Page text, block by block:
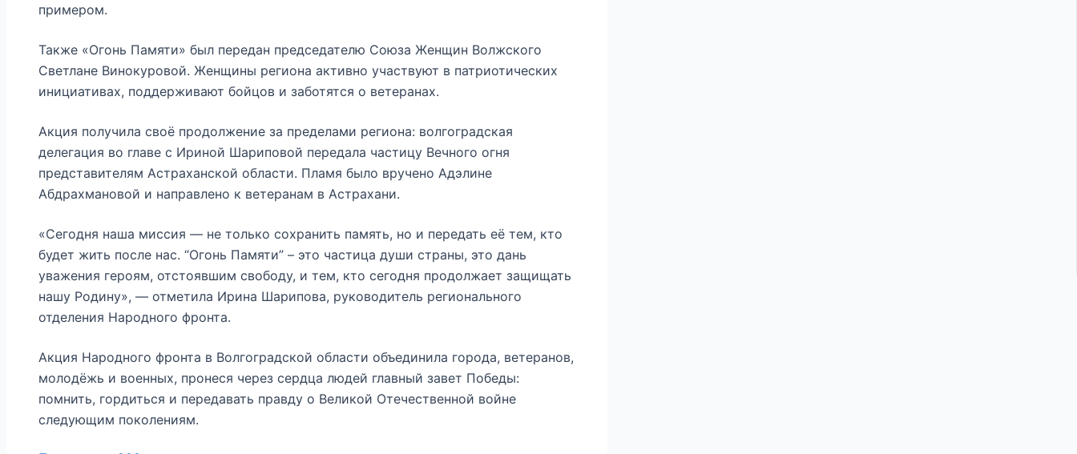
примером.
Также «Огонь Памяти» был передан председателю Союза Женщин Волжского
Светлане Винокуровой. Женщины региона активно участвуют в патриотических
инициативах, поддерживают бойцов и заботятся о ветеранах.
Акция получила своё продолжение за пределами региона: волгоградская
делегация во главе с Ириной Шариповой передала частицу Вечного огня
представителям Астраханской области. Пламя было вручено Адэлине
Абдрахмановой и направлено к ветеранам в Астрахани.
«Сегодня наша миссия — не только сохранить память, но и передать её тем, кто
будет жить после нас. “Огонь Памяти” – это частица души страны, это дань
уважения героям, отстоявшим свободу, и тем, кто сегодня продолжает защищать
нашу Родину», — отметила Ирина Шарипова, руководитель регионального
отделения Народного фронта.
Акция Народного фронта в Волгоградской области объединила города, ветеранов,
молодёжь и военных, пронеся через сердца людей главный завет Победы:
помнить, гордиться и передавать правду о Великой Отечественной войне
следующим поколениям.